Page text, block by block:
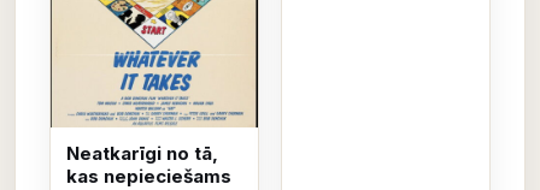
Neatkarīgi no tā,
kas nepieciešams